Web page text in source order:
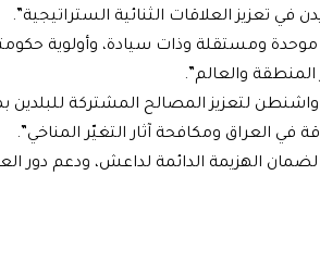
في تعزيز العلاقات الثنائية الستراتيجية”.
ومستقلة وذات سيادة، وأولوية
والعالم”.
واشنطن لتعزيز المصالح المشتركة للبلدين
العراق ومكافحة آثار التغيّر المناخي”.
الهزيمة الدائمة لداعش، ودعم دور